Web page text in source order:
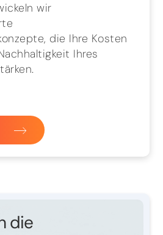
wir
die Ihre Kosten
Ihres
die